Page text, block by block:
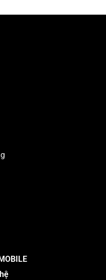
nhanh dù ít sử dụng hay
còn ăn khớp với
lúc sạc và sử dụng.
sử dụng là hàng chính
so với trước đây.